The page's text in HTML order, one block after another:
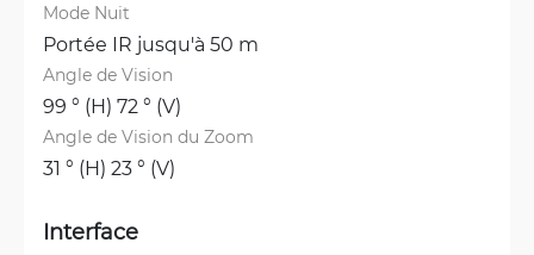
Mode Nuit
Portée IR jusqu'à 50 m
Angle de Vision
99 ° (H) 72 ° (V)
Angle de Vision du Zoom
31 ° (H) 23 ° (V)
Interface